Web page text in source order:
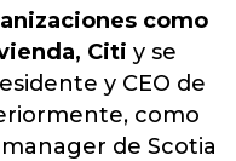
como
Citi y se
y CEO de
como
de Scotia